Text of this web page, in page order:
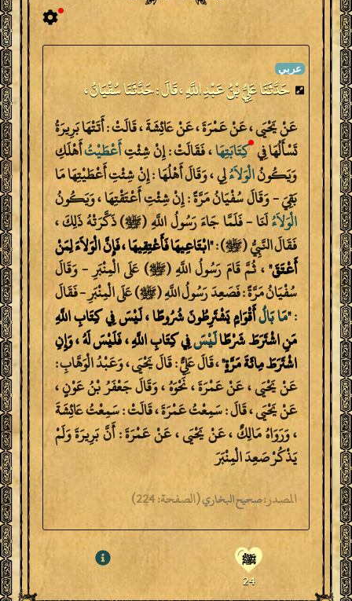
حَدَّثَنَا عَلِيُّ بْنُ عَبْدِ اللَّهِ ، قَالَ : حَدَّثَنَا سُفْيَانُ ،
عَنْ يَحْيَى ، عَنْ عَمْرَةَ ، عَنْ عَائِشَةَ ، قَالَتْ : أَتَتْهَا بَرِيرَةُ
تَسْأَلُهَا فِيكِتَابَتِهَا، فَقَالَتْ : إِنْ شِئْتِأَعْطَيْتُأَهْلَكِ
وَيَكُونُالْوَلاَءُلِي ، وَقَالَ أَهْلُهَا : إِنْ شِئْتِ أَعْطَيْتِهَا مَا
بَقِيَ - وَقَالَ سُفْيَانُ مَرَّةً : إِنْ شِئْتِ أَعْتَقْتِهَا ، وَيَكُونُ
الْوَلاَءُلَنَا - فَلَمَّا جَاءَ رَسُولُ اللَّهِ (ﷺ) ذَكَّرَتْهُ ذَلِكَ ،
فَقَالَ النَّبِيُّ (ﷺ) :"‎ابْتَاعِيهَا فَأَعْتِقِيهَا ، فَإِنَّ الْوَلاَءَ لِمَنْ
أَعْتَقَ"، ثُمَّ قَامَ رَسُولُ اللَّهِ (ﷺ) عَلَى الْمِنْبَرِ - وَقَالَ
سُفْيَانُ مَرَّةً : فَصَعِدَ رَسُولُ اللَّهِ (ﷺ) عَلَى الْمِنْبَرِ - فَقَالَ
:
"‎مَابَالُأَقْوَامٍ يَشْتَرِطُونَ شُرُوطًا ، لَيْسَ فِي كِتَابِ اللَّهِ
مَنِ اشْتَرَطَ شَرْطًالَيْسَفِي كِتَابِ اللَّهِ ، فَلَيْسَ لَهُ ، وَإِنِ
اشْتَرَطَ مِائَةَ مَرَّةٍ"، قَالَ عَلِيٌّ : قَالَ يَحْيَى ، وَعَبْدُ الْوَهَّابِ :
عَنْ يَحْيَى ، عَنْ عَمْرَةَ ، نَحْوَهُ ، وَقَالَ جَعْفَرُ بْنُ عَوْنٍ ،
عَنْ يَحْيَى ، قَالَ : سَمِعْتُ عَمْرَةَ ، قَالَتْ : سَمِعْتُ عَائِشَةَ
، وَرَوَاهُ مَالِكٌ ، عَنْ يَحْيَى ، عَنْ عَمْرَةَ : أَنَّ بَرِيرَةَ وَلَمْ
يَذْكُرْ صَعِدَ الْمِنْبَرَ
المصدر:صحيح البخاري(الصفحة:224)
ﷺ
24